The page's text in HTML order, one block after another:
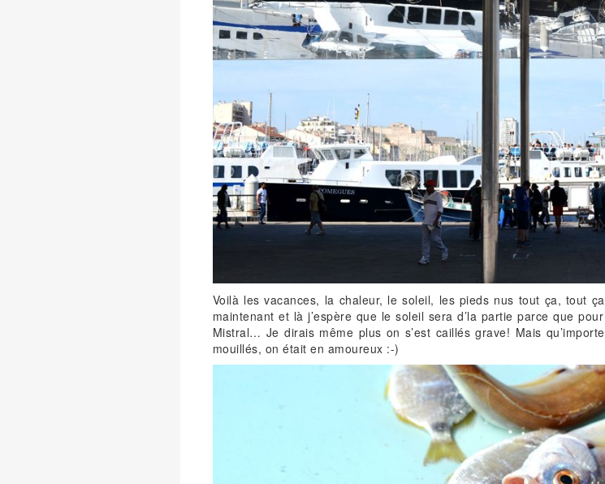
Voilà les vacances, la chaleur, le soleil, les pieds nus tout ça, tout
maintenant et là j’espère que le soleil sera d’la partie parce que
Mistral… Je dirais même plus on s’est caillés grave! Mais
mouillés, on était en amoureux :-)